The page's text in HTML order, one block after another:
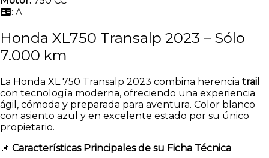
: A
Honda XL750 Transalp 2023 – Sólo
7.000 km
La Honda XL 750 Transalp 2023 combina herencia trail
con tecnología moderna, ofreciendo una experiencia
ágil, cómoda y preparada para aventura. Color blanco
con asiento azul y en excelente estado por su único
propietario.
📌 Características Principales de su Ficha Técnica